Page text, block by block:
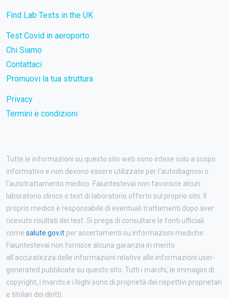
Find Lab Tests in the UK
Test Covid in aeroporto
Chi Siamo
Contattaci
Promuovi la tua struttura
Privacy
Termini e condizioni
Tutte le informazioni su questo sito web sono intese solo a scopo
informativo e non devono essere utilizzate per l'autodiagnosi o
l'autotrattamento medico. Faiuntestevai non favorisce alcun
laboratorio clinico o test di laboratorio offerto sul proprio sito. Il
proprio medico è responsabile di eventuali trattamenti dopo aver
ricevuto risultati dei test. Si prega di consultare le fonti ufficiali
come salute.gov.it per accertamenti su informazioni mediche.
Faiuntestevai non fornisce alcuna garanzia in merito
all'accuratezza delle informazioni relative alle informazioni user-
generated pubblicate su questo sito. Tutti i marchi, le immagini di
copyright, i marchi e i loghi sono di proprietà dei rispettivi proprietari
e titolari dei diritti.